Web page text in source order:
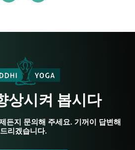
상시켜 봅시다
든지 문의해 주세요. 기꺼이 답변해
드리겠습니다.